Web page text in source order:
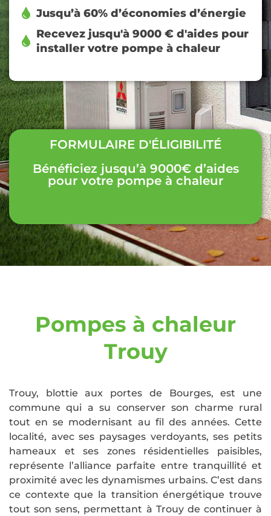
Jusqu’à 60% d’économies d’énergie
Recevez jusqu'à 9000 € d'aides pour
installer votre pompe à chaleur
FORMULAIRE D'ÉLIGIBILITÉ
Bénéficiez jusqu’à 9000€ d’aides
pour votre pompe à chaleur
Pompes à chaleur
Trouy
Trouy, blottie aux portes de Bourges, est une
commune qui a su conserver son charme rural
tout en se modernisant au fil des années. Cette
localité, avec ses paysages verdoyants, ses petits
hameaux et ses zones résidentielles paisibles,
représente l’alliance parfaite entre tranquillité et
proximité avec les dynamismes urbains. C’est dans
ce contexte que la transition énergétique trouve
tout son sens, permettant à Trouy de continuer à